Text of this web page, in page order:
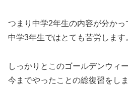
つまり中学2年生の内容が分かっ
中学3年生ではとても苦労します
しっかりとこのゴールデンウィ
今までやったことの総復習をしま